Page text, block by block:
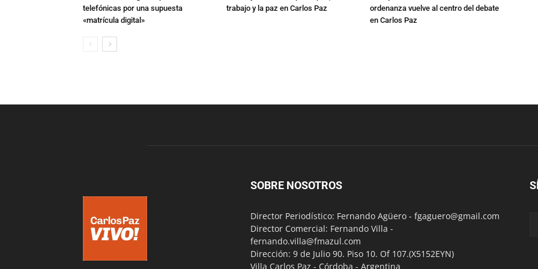
telefónicas por una supuesta
«matrícula digital»
trabajo y la paz en Carlos Paz
ordenanza vuelve al centro del debate
en Carlos Paz
SOBRE NOSOTROS
Director Periodístico: Fernando Agüero - fgaguero@gmail.com
Director Comercial: Fernando Villa -
fernando.villa@fmazul.com
Dirección: 9 de Julio 90. Piso 10. Of 107.(X5152EYN)
Villa Carlos Paz - Córdoba - Argentina